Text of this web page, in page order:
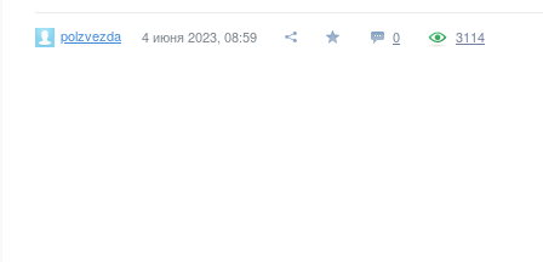
polzvezda 4 июня 2023, 08:59 0 3114